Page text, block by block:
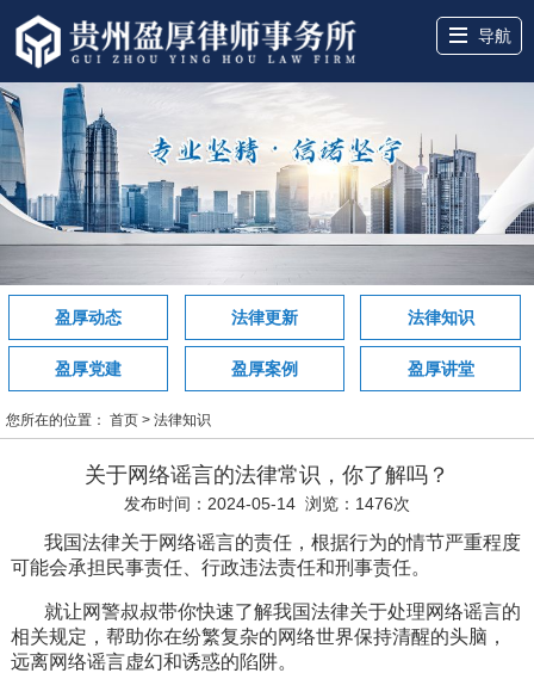
导航
盈厚动态 法律更新 法律知识
盈厚党建 盈厚案例 盈厚讲堂
您所在的位置： 首页 > 法律知识
关于网络谣言的法律常识，你了解吗？
发布时间：2024-05-14 浏览：1476次
我国法律关于网络谣言的责任，根据行为的情节严重程度
可能会承担民事责任、行政违法责任和刑事责任。
就让网警叔叔带你快速了解我国法律关于处理网络谣言的
相关规定，帮助你在纷繁复杂的网络世界保持清醒的头脑，
远离网络谣言虚幻和诱惑的陷阱。